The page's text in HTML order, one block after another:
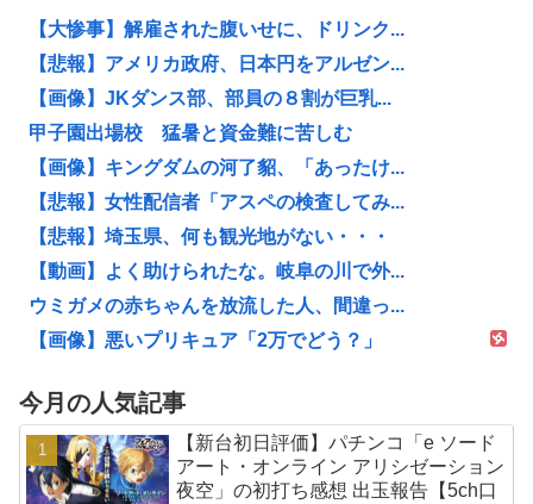
【大惨事】解雇された腹いせに、ドリンク...
【悲報】アメリカ政府、日本円をアルゼン...
【画像】JKダンス部、部員の８割が巨乳...
甲子園出場校 猛暑と資金難に苦しむ
【画像】キングダムの河了貂、「あったけ...
【悲報】女性配信者「アスペの検査してみ...
【悲報】埼玉県、何も観光地がない・・・
【動画】よく助けられたな。岐阜の川で外...
ウミガメの赤ちゃんを放流した人、間違っ...
【画像】悪いプリキュア「2万でどう？」
今月の人気記事
【新台初日評価】パチンコ「e ソード
アート・オンライン アリシゼーション
夜空」の初打ち感想 出玉報告【5ch口